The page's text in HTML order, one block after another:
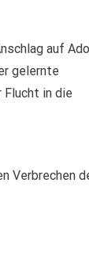
auf
gelernte
Flucht in die
Verbrechen